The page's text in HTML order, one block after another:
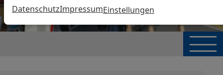
DatenschutzImpressumEinstellungen